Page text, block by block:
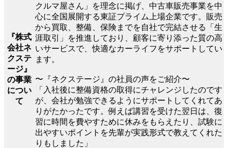
『株式
会社ネ
クステ
ージ』
の事業
につい
て
クルマ屋さん」を理念に掲げ、中古車販売事業を中
心に全国展開する東証プライム上場企業です。販売
から買取、整備、保険までを自社で完結させる「生
涯取引」を推進しており、顧客に寄り添った質の高
いサービスで、快適なカーライフをサポートしてい
ます。
〜『ネクステージ』の社員の声をご紹介〜
「入社後に整備資格の取得にチャレンジしたのです
が、会社が勉強できるようにサポートしてくれてあ
りがたかったです。例えば講習を受けた翌日は、復
習に時間を費やすために休みをもらえたり、試験に
出やすいポイントを先輩が実践形式で教えてくれた
りもしました」